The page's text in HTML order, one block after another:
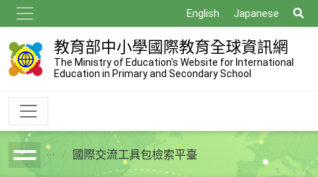
到
主
要
內
English Japanese
尋
教育部中小學國際教育全球資訊網
The Ministry of Education's Website for International
Education in Primary and Secondary School
breadcrumb國際交流工具包檢索平臺